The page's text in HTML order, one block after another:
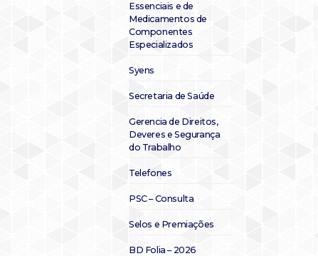
Essenciais e de
Medicamentos de
Componentes
Especializados
Syens
Secretaria de Saúde
Gerencia de Direitos,
Deveres e Segurança
do Trabalho
Telefones
PSC – Consulta
Selos e Premiações
BD Folia – 2026